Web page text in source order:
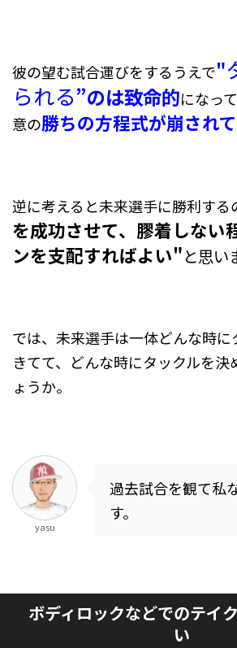
彼の望む試合運びをするうえで"
られる”のは致命的になっ
意の勝ちの方程式が崩されて
逆に考えると未来選手に勝利する
を成功させて、膠着しない
ンを支配すればよい"と思い
では、未来選手は一体どんな時に
きてて、
どんな時にタックルを決
ょうか。
yasu
過去試合を観て私
す。
ボディロックなどでのテイ
い